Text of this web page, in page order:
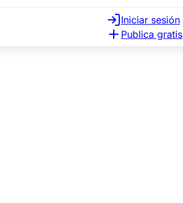
Iniciar sesión
Publica gratis